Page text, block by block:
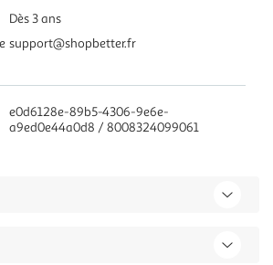
Dès 3 ans
support@shopbetter.fr
e0d6128e-89b5-4306-9e6e-
a9ed0e44a0d8 / 8008324099061